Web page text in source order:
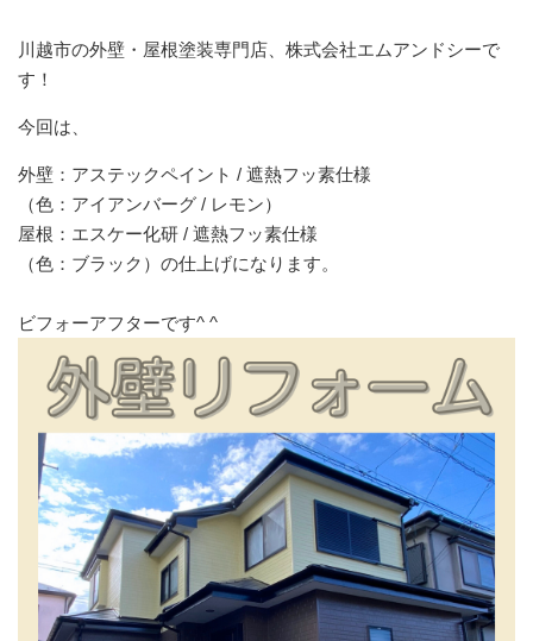
川越市の外壁・屋根塗装専門店、株式会社エムアンドシーで
す！
今回は、
外壁：アステックペイント / 遮熱フッ素仕様
（色：アイアンバーグ / レモン）
屋根：エスケー化研 / 遮熱フッ素仕様
（色：ブラック） の仕上げになります。
ビフォーアフターです^ ^